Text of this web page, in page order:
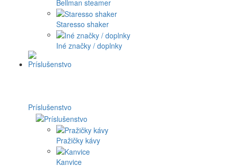
Bellman steamer
Staresso shaker
Iné značky / doplnky
Príslušenstvo
Pražičky kávy
Kanvice